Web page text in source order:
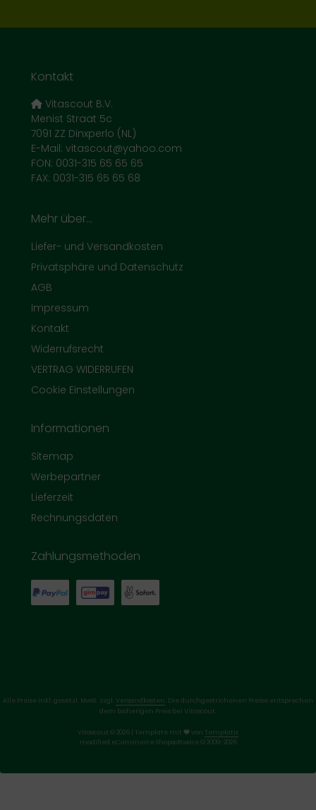
Kontakt
Vitascout B.V.
Menist Straat 5c
7091 ZZ Dinxperlo (NL)
E-Mail: vitascout@yahoo.com
FON: 0031-315 65 65 65
FAX: 0031-315 65 65 68
Mehr über...
Liefer- und Versandkosten
Privatsphäre und Datenschutz
AGB
Impressum
Kontakt
Widerrufsrecht
VERTRAG WIDERRUFEN
Cookie Einstellungen
Informationen
Sitemap
Werbepartner
Lieferzeit
Rechnungsdaten
Zahlungsmethoden
Alle Preise inkl. gesetzl. MwSt. zzgl. Versandkosten. Die durchgestrichenen Preise entsprechen
dem bisherigen Preis bei Vitascout.
Vitascout © 2026 | Template mit von Templatix
modified eCommerce Shopsoftware © 2009-2026